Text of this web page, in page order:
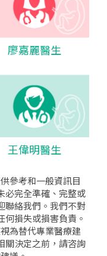
廖嘉麗醫生
王偉明醫生
參考和一般資訊目
必完全準確、完整或
聯絡我們。我們不對
損失或損害負責。
為替代專業醫療建
關決定之前，請咨詢